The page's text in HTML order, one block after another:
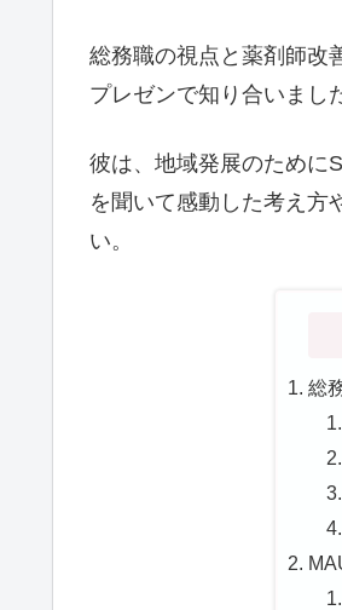
総務職の視点と薬剤師改
プレゼンで知り合いまし
彼は、地域発展のために
を聞いて感動した考え方
い。
総